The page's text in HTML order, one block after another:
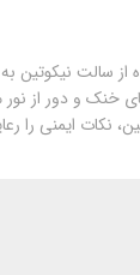
از سالت نیکوتین
خنک و دور از
نکات ایمنی را